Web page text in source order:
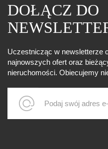
DOŁĄCZ DO
Uczestnicząc w newsletterze
najnowszych ofert oraz
nieruchomości. Obiecujemy